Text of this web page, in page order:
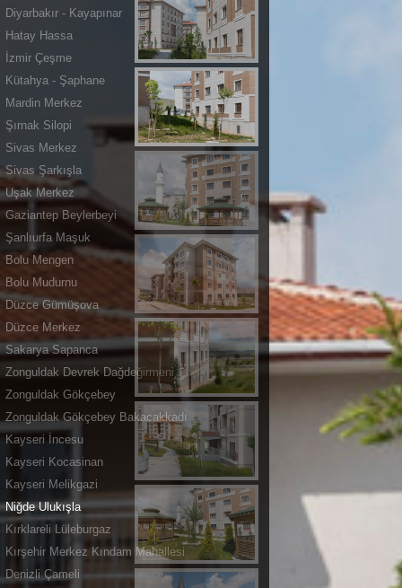
Diyarbakır - Kayapınar
Hatay Hassa
İzmir Çeşme
Kütahya - Şaphane
Mardin Merkez
Şırnak Silopi
Sivas Merkez
Sivas Şarkışla
Uşak Merkez
Gaziantep Beylerbeyi
Şanlıurfa Maşuk
Bolu Mengen
Bolu Mudurnu
Düzce Gümüşova
Düzce Merkez
Sakarya Sapanca
Zonguldak Devrek Dağdeğirmeni
Zonguldak Gökçebey
Zonguldak Gökçebey Bakacakkadı
Kayseri İncesu
Kayseri Kocasinan
Kayseri Melikgazi
Niğde Ulukışla
Kırklareli Lüleburgaz
Kırşehir Merkez Kındam Mahallesi
Denizli Çameli